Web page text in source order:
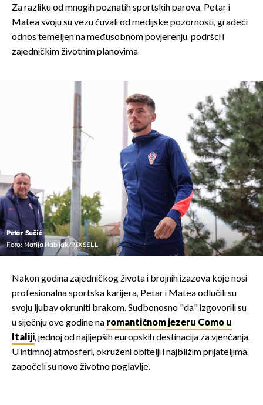
Za razliku od mnogih poznatih sportskih parova, Petar i
Matea svoju su vezu čuvali od medijske pozornosti, gradeći
odnos temeljen na međusobnom povjerenju, podršci i
zajedničkim životnim planovima.
Petar Sučić
Foto: Matija Habljak/PIXSELL
Nakon godina zajedničkog života i brojnih izazova koje nosi
profesionalna sportska karijera, Petar i Matea odlučili su
svoju ljubav okruniti brakom. Sudbonosno "da" izgovorili su
u siječnju ove godine na romantičnom jezeru Como u
Italiji, jednoj od najljepših europskih destinacija za vjenčanja.
U intimnoj atmosferi, okruženi obitelji i najbližim prijateljima,
započeli su novo životno poglavlje.